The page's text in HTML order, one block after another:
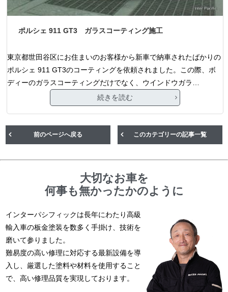
ポルシェ 911 GT3 ガラスコーティング施工
東京都世田谷区にお住まいのお客様から新車で納車されたばかりの
ポルシェ 911 GT3のコーティングを依頼されました。この際、ボ
ディーのガラスコーティングだけでなく、ウインドウガラ…
続きを読む
前のページへ戻る このカテゴリーの記事一覧
大切なお車を
何事も無かったかのように
インターパシフィックは長年にわたり高級
輸入車の板金塗装を数多く手掛け、技術を
磨いて参りました。
難易度の高い修理に対応する最新設備を導
入し、厳選した塗料や材料を使用すること
で、高い修理品質を実現しております。